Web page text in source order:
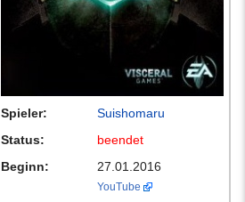
Spieler:
Suishomaru
Status:
beendet
Beginn:
27.01.2016
YouTube